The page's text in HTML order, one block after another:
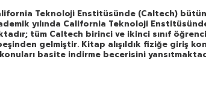
Teknoloji Enstitüsünde (Caltech)
yılında California Teknoloji
tüm Caltech birinci ve ikinci sınıf
gelmiştir. Kitap alışıldık fiziğe giriş
basite indirme becerisini